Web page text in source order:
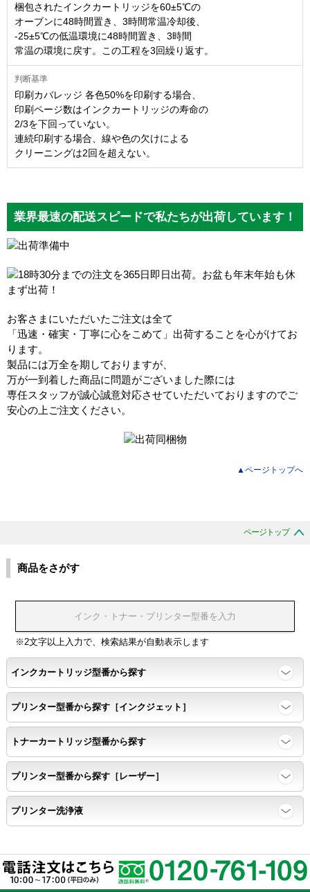
梱包されたインクカートリッジを60±5℃の
オーブンに48時間置き、3時間常温冷却後、
-25±5℃の低温環境に48時間置き、3時間
常温の環境に戻す。この工程を3回繰り返す。
印刷カバレッジ 各色50%を印刷する場合、
印刷ページ数はインクカートリッジの寿命の
2/3を下回っていない。
連続印刷する場合、線や色の欠けによる
クリーニングは2回を超えない。
業界最速の配送スピードで私たちが出荷しています！
お客さまにいただいたご注文は全て
「迅速・確実・丁寧に心をこめて」出荷することを心がけてお
ります。
製品には万全を期しておりますが、
万が一到着した商品に問題がございました際には
専任スタッフが誠心誠意対応させていただいておりますのでご
安心の上ご注文ください。
▲ページトップへ
ページトップ
商品をさがす
※2文字以上入力で、検索結果が自動表示します
インクカートリッジ型番から探す
プリンター型番から探す［インクジェット］
トナーカートリッジ型番から探す
プリンター型番から探す［レーザー］
プリンター洗浄液